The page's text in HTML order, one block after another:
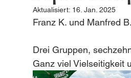
Aktualisiert: 16. Jan. 2025
Franz K. und Manfred
Drei Gruppen,
Ganz viel Vielseitigkeit